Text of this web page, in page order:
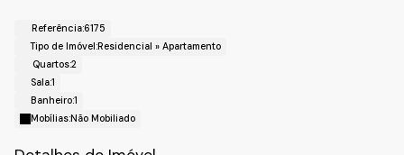
Referência:6175
Tipo de Imóvel:Residencial » Apartamento
Quartos:2
Sala:1
Banheiro:1
Mobílias:Não Mobiliado